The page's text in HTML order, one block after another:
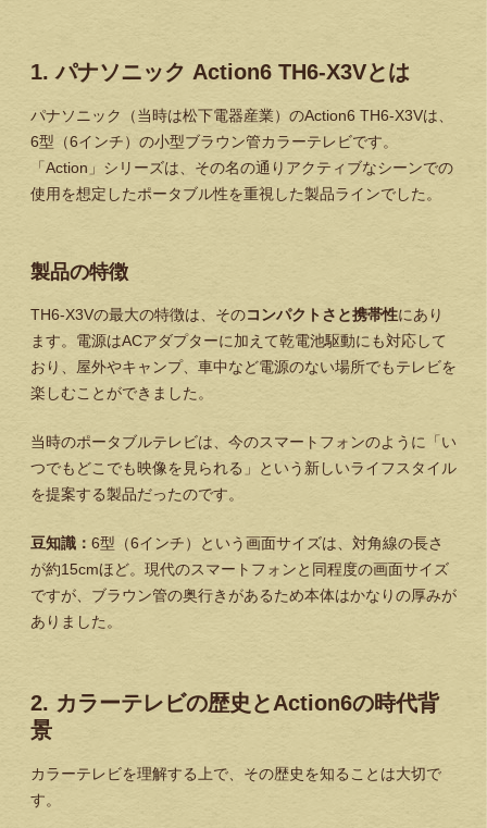
1. パナソニック Action6 TH6-X3Vとは
パナソニック（当時は松下電器産業）のAction6 TH6-X3Vは、
6型（6インチ）の小型ブラウン管カラーテレビです。
「Action」シリーズは、その名の通りアクティブなシーンでの
使用を想定したポータブル性を重視した製品ラインでした。
製品の特徴
TH6-X3Vの最大の特徴は、そのコンパクトさと携帯性にあり
ます。電源はACアダプターに加えて乾電池駆動にも対応して
おり、屋外やキャンプ、車中など電源のない場所でもテレビを
楽しむことができました。
当時のポータブルテレビは、今のスマートフォンのように「い
つでもどこでも映像を見られる」という新しいライフスタイル
を提案する製品だったのです。
豆知識： 6型（6インチ）という画面サイズは、対角線の長さ
が約15cmほど。現代のスマートフォンと同程度の画面サイズ
ですが、ブラウン管の奥行きがあるため本体はかなりの厚みが
ありました。
2. カラーテレビの歴史とAction6の時代背
景
カラーテレビを理解する上で、その歴史を知ることは大切で
す。